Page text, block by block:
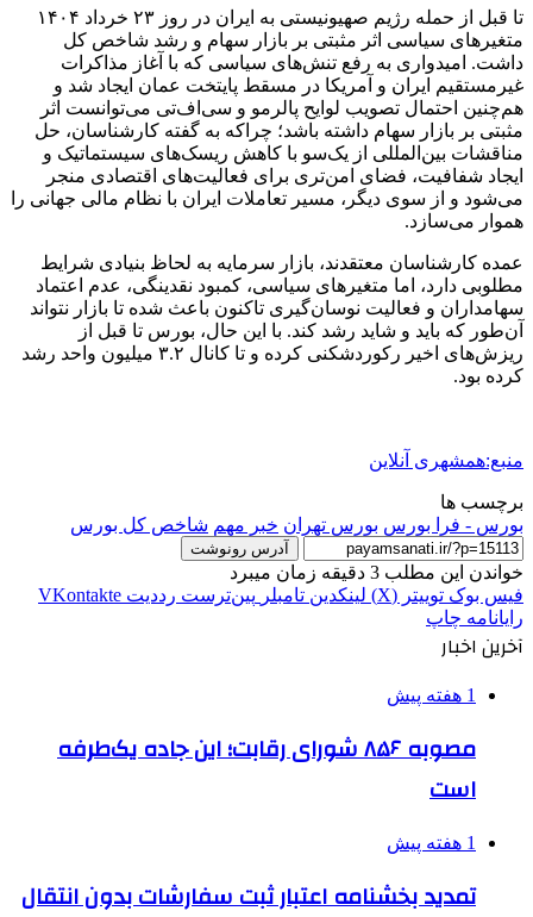
تا قبل از حمله رژیم صهیونیستی به ایران در روز ۲۳ خرداد ۱۴۰۴
متغیرهای سیاسی اثر مثبتی بر بازار سهام و رشد شاخص کل
داشت. امیدواری به رفع تنش‌های سیاسی که با آغاز مذاکرات
غیرمستقیم ایران و آمریکا در مسقط پایتخت عمان ایجاد شد و
هم‌چنین احتمال تصویب لوایح پالرمو و سی‌اف‌تی می‌توانست اثر
مثبتی بر بازار سهام داشته باشد؛ چراکه به گفته کارشناسان، حل
مناقشات بین‌المللی از یک‌سو با کاهش ریسک‌های سیستماتیک و
ایجاد شفافیت، فضای امن‌تری برای فعالیت‌های اقتصادی منجر
می‌شود و از سوی دیگر، مسیر تعاملات ایران با نظام مالی جهانی را
هموار می‌سازد.
عمده کارشناسان معتقدند، بازار سرمایه به لحاظ بنیادی شرایط
مطلوبی دارد، اما متغیرهای سیاسی، کمبود نقدینگی، عدم اعتماد
سهامداران و فعالیت نوسان‌گیری تاکنون باعث شده تا بازار نتواند
آن‌طور که باید و شاید رشد کند. با این حال، بورس تا قبل از
ریزش‌های اخیر رکوردشکنی کرده و تا کانال ۳.۲ میلیون واحد رشد
کرده بود.
منبع:همشهری آنلاین
برچسب ها
بورس - فرا بورس بورس تهران خبر مهم شاخص کل بورس
آدرس رونوشت
خواندن این مطلب 3 دقیقه زمان میبرد
فیس بوک توییتر (X) لینکدین ‫تامبلر ‫پین‌ترست ‫رددیت ‫VKontakte
رایانامه چاپ
آخرین اخبار
1 هفته پیش
مصوبه ۸۵۶ شورای رقابت؛ این جاده یک‌طرفه
است
1 هفته پیش
تمدید بخشنامه اعتبار ثبت سفارشات بدون انتقال